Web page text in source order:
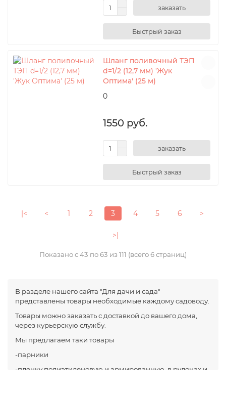
заказать
Шланг поливочный ТЭП
d=1/2 (12,7 мм) 'Жук
Оптима' (25 м)
0
1550 руб.
заказать
|< < 1 2 3 4 5 6 >
>|
Показано с 43 по 63 из 111 (всего 6 страниц)
В разделе нашего сайта "Для дачи и сада"
представлены товары необходимые каждому садоводу.
Товары можно заказать с доставкой до вашего дома,
через курьерскую службу.
Мы предлагаем таки товары
-парники
-пленку полиэтиленовую и армированную, в рулонах и